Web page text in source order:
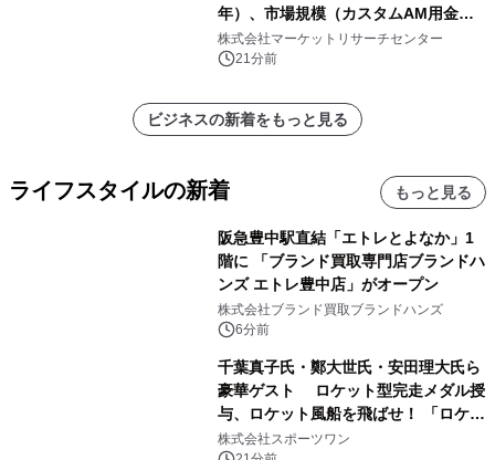
年）、市場規模（カスタムAM用金属
粉末、汎用AM用金属粉末）・分析レ
ポートを発表
株式会社マーケットリサーチセンター
21分前
ビジネスの新着をもっと見る
ライフスタイルの新着 もっと見る
阪急豊中駅直結「エトレとよなか」1
階に 「ブランド買取専門店ブランドハ
ンズ エトレ豊中店」がオープン
株式会社ブランド買取ブランドハンズ
6分前
千葉真子氏・鄭大世氏・安田理大氏ら
豪華ゲスト ロケット型完走メダル授
与、ロケット風船を飛ばせ！ 「ロケッ
トマラソン2026」開催
株式会社スポーツワン